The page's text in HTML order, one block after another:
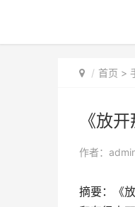
首页 >
《放
作者：
摘要：《